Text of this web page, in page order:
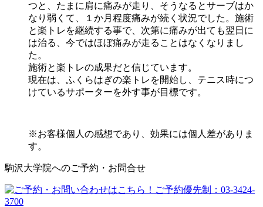
つと、たまに肩に痛みが走り、そうなるとサーブはか
なり弱くて、１か月程度痛みが続く状況でした。施術
と楽トレを継続する事で、次第に痛みが出ても翌日に
は治る、今ではほぼ痛みが走ることはなくなりまし
た。
施術と楽トレの成果だと信じています。
現在は、ふくらはぎの楽トレを開始し、テニス時につ
けているサポーターを外す事が目標です。
※お客様個人の感想であり、効果には個人差がありま
す。
駒沢大学院へのご予約・お問合せ